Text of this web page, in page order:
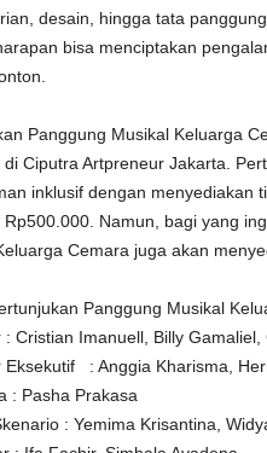
desain, hingga tata
bisa menciptakan
Panggung Musikal Keluarga
di Ciputra Artpreneur Jakarta.
inklusif dengan menyediakan
Rp500.000. Namun, bagi yang
Cemara juga akan
Panggung Musikal
: Cristian Imanuell, Billy Gamaliel,
Eksekutif : Anggia Kharisma,
: Pasha Prakasa
: Yemima Krisantina,